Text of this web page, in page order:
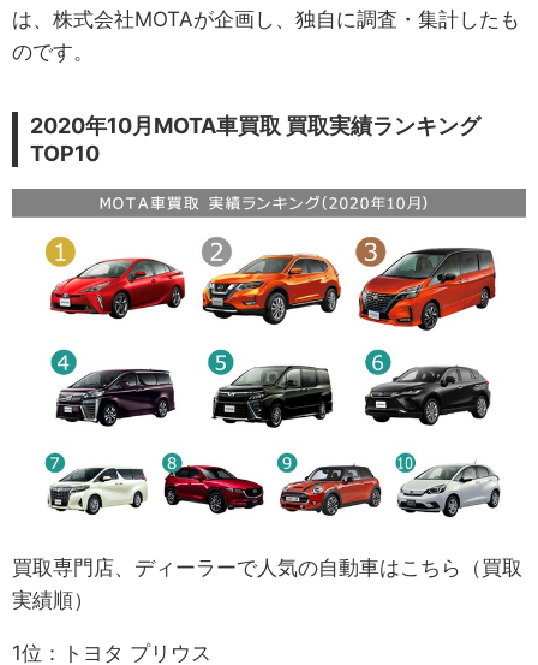
は、株式会社MOTAが企画し、独自に調査・集計したも
のです。
2020年10月MOTA車買取 買取実績ランキング
TOP10
買取専門店、ディーラーで人気の自動車はこちら（買取
実績順）
1位：トヨタ プリウス